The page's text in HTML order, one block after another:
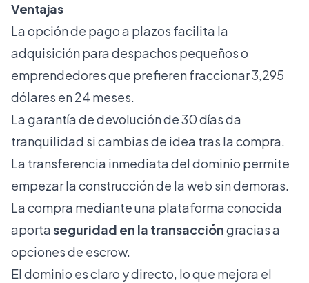
Ventajas
La opción de pago a plazos facilita la
adquisición para despachos pequeños o
emprendedores que prefieren fraccionar 3,295
dólares en 24 meses.
La garantía de devolución de 30 días da
tranquilidad si cambias de idea tras la compra.
La transferencia inmediata del dominio permite
empezar la construcción de la web sin demoras.
La compra mediante una plataforma conocida
aportaseguridad en la transaccióngracias a
opciones de escrow.
El dominio es claro y directo, lo que mejora el